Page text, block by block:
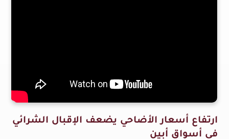
ارتفاع أسعار الأضاحي يضعف الإقبال الشرائي
في أسواق أبين